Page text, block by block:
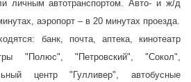
личным автотранспортом.Авто- и ж/д
аэропорт – в 20 минутах проезда.
банк, почта, аптека, кинотеатр
"Полюс", "Петровский", "Сокол",
центр "Гулливер", автобусные